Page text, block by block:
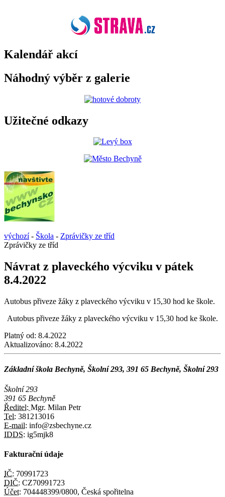
Kalendář akcí
Náhodný výběr z galerie
Užitečné odkazy
výchozí- Škola - Zprávičky ze tříd
Zprávičky ze tříd
Návrat z plaveckého výcviku v pátek
8.4.2022
Autobus přiveze žáky z plaveckého výcviku v 15,30 hod ke škole.
Autobus přiveze žáky z plaveckého výcviku v 15,30 hod ke škole.
Platný od: 8.4.2022
Aktualizováno: 8.4.2022
Základní škola Bechyně, Školní 293, 391 65 Bechyně, Školní 293
Školní 293
391 65 Bechyně
Ředitel: Mgr. Milan Petr
Tel: 381213016
E-mail: info@zsbechyne.cz
IDDS: ig5mjk8
Fakturační údaje
IČ: 70991723
DIČ: CZ70991723
Účet: 704448399/0800, Česká spořitelna